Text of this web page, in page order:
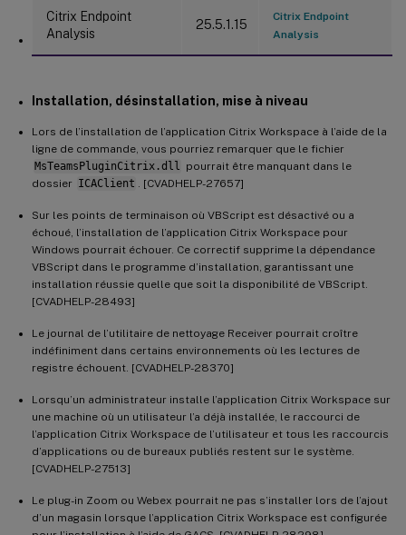
Citrix Endpoint
Analysis
25.5.1.15
Citrix Endpoint
Analysis
Installation, désinstallation, mise à niveau
Lors de l’installation de l’application Citrix Workspace à l’aide de la
ligne de commande, vous pourriez remarquer que le fichier
MsTeamsPluginCitrix.dll
pourrait être manquant dans le
dossier ICAClient . [CVADHELP-27657]
Sur les points de terminaison où VBScript est désactivé ou a
échoué, l’installation de l’application Citrix Workspace pour
Windows pourrait échouer. Ce correctif supprime la dépendance
VBScript dans le programme d’installation, garantissant une
installation réussie quelle que soit la disponibilité de VBScript.
[CVADHELP-28493]
Le journal de l’utilitaire de nettoyage Receiver pourrait croître
indéfiniment dans certains environnements où les lectures de
registre échouent. [CVADHELP-28370]
Lorsqu’un administrateur installe l’application Citrix Workspace sur
une machine où un utilisateur l’a déjà installée, le raccourci de
l’application Citrix Workspace de l’utilisateur et tous les raccourcis
d’applications ou de bureaux publiés restent sur le système.
[CVADHELP-27513]
Le plug-in Zoom ou Webex pourrait ne pas s’installer lors de l’ajout
d’un magasin lorsque l’application Citrix Workspace est configurée